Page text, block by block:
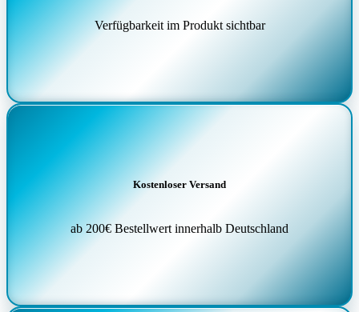
Verfügbarkeit im Produkt sichtbar
Kostenloser Versand
ab 200€ Bestellwert innerhalb Deutschland